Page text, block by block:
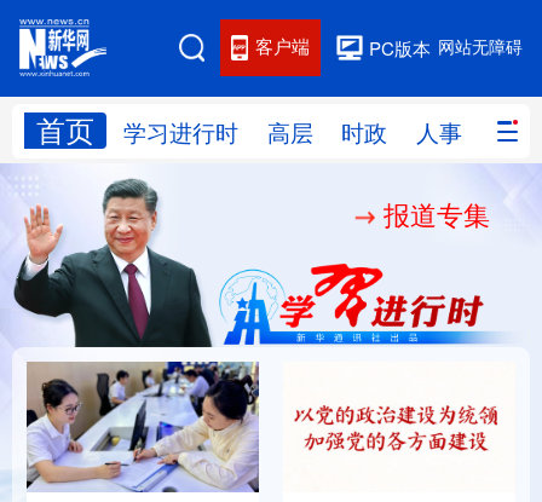
网站无障碍
PC版本
客户端
首页 学习进行时 高层 时政 人事 国际
网站地图
学习进行时 人事
国际 财经 网评
思客智库 全球连线 教育
科技 科创 量子 体育
文化 书画
报道专集